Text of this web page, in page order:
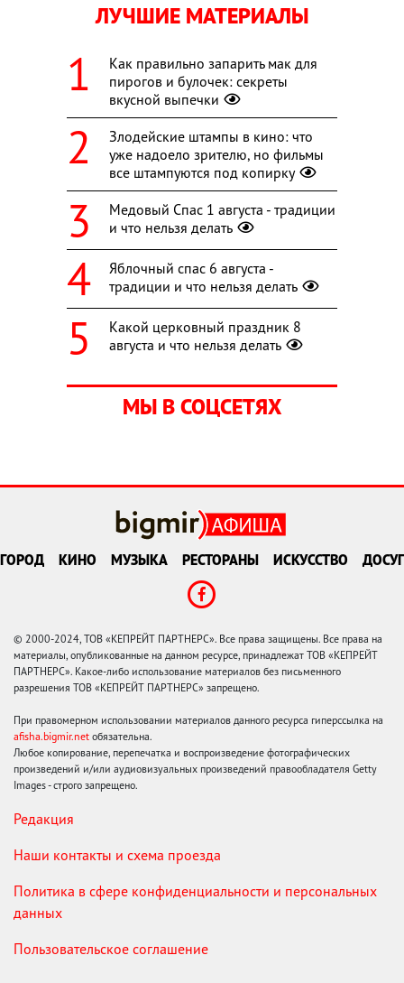
ЛУЧШИЕ МАТЕРИАЛЫ
Как правильно запарить мак для
пирогов и булочек: секреты
вкусной выпечки
Злодейские штампы в кино: что
уже надоело зрителю, но фильмы
все штампуются под копирку
Медовый Спас 1 августа - традиции
и что нельзя делать
Яблочный спас 6 августа -
традиции и что нельзя делать
Какой церковный праздник 8
августа и что нельзя делать
МЫ В СОЦСЕТЯХ
ГОРОД КИНО МУЗЫКА РЕСТОРАНЫ ИСКУССТВО ДОСУГ
© 2000-2024, ТОВ «КЕПРЕЙТ ПАРТНЕРС». Все права защищены. Все права на
материалы, опубликованные на данном ресурсе, принадлежат ТОВ «КЕПРЕЙТ
ПАРТНЕРС». Какое-либо использование материалов без письменного
разрешения ТОВ «КЕПРЕЙТ ПАРТНЕРС» запрещено.
При правомерном использовании материалов данного ресурса гиперссылка на
afisha.bigmir.net обязательна.
Любое копирование, перепечатка и воспроизведение фотографических
произведений и/или аудиовизуальных произведений правообладателя Getty
Images - строго запрещено.
Редакция
Наши контакты и схема проезда
Политика в сфере конфиденциальности и персональных
данных
Пользовательское соглашение